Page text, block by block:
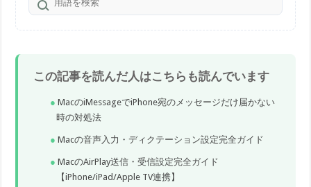
この記事を読んだ人はこちらも読んでいます
MacのiMessageでiPhone宛のメッセージだけ届かない
時の対処法
Macの音声入力・ディクテーション設定完全ガイド
MacのAirPlay送信・受信設定完全ガイド
【iPhone/iPad/Apple TV連携】